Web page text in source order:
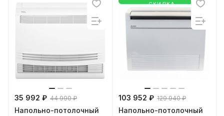
35 992 ₽ 44 990 ₽
Напольно-потолочный
СКИДКА
103 952 ₽ 129 940 ₽
Напольно-потолочный